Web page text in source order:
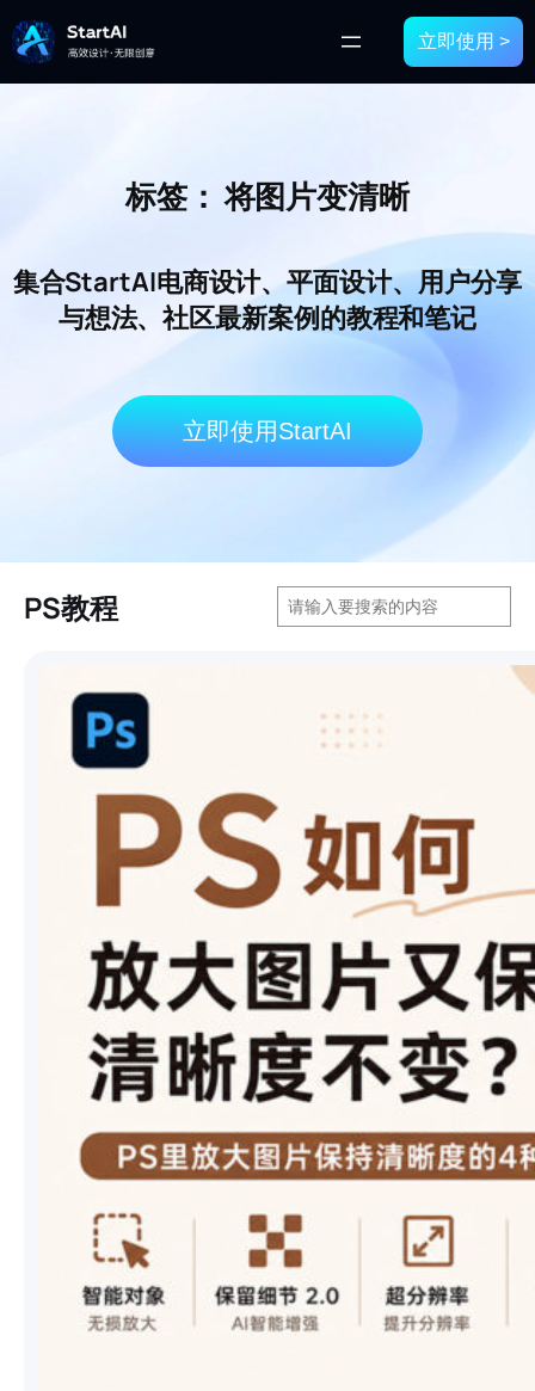
立即使用 >
标签：将图片变清晰
集合StartAI电商设计、平面设计、用户分享
与想法、社区最新案例的教程和笔记
立即使用StartAI
PS教程
搜
索